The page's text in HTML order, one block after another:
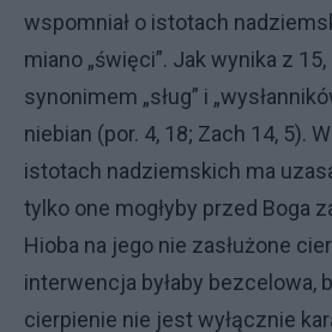
wspomniał o istotach
miano „święci”. Jak wynika z
synonimem „sług” i
niebian (por. 4, 18; Zach 14, 5).
istotach nadziemskich ma
tylko one mogły­by przed Boga
Hioba na jego nie zasłużone
interwencja byłaby bezcelo­wa,
cierpienie nie jest wy­łącznie